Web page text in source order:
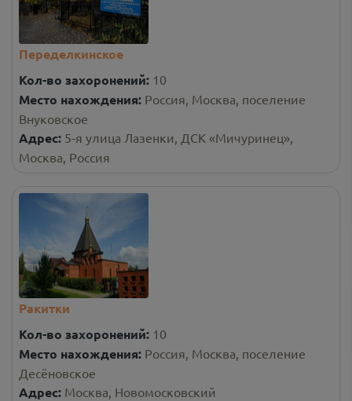
Переделкинское
Кол-во захоронений: 10
Место нахождения: Россия, Москва, поселение
Внуковское
Адрес: 5-я улица Лазенки, ДСК «Мичуринец»,
Москва, Россия
Ракитки
Кол-во захоронений: 10
Место нахождения: Россия, Москва, поселение
Десёновское
Адрес: Москва, Новомосковский